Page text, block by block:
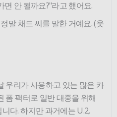
면 안 될까요?"라고 했어요.
말 채드 씨를 말한 거예요. (웃
우리가 사용하고 있는 많은 카
폼 팩터로 일반 대중을 위해
다. 하지만 과거에는 U.2,